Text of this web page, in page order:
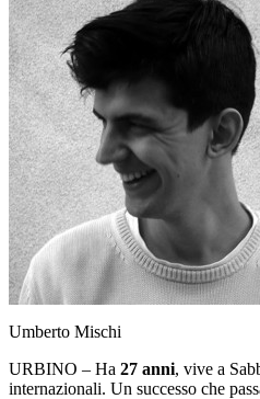
Umberto Mischi
URBINO – Ha 27 anni, vive a
internazionali. Un successo che